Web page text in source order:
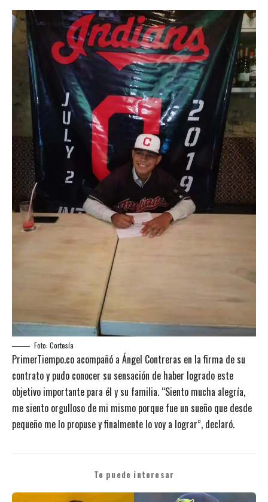
Foto: Cortesía
PrimerTiempo.co acompañó a Ángel Contreras en la firma de su
contrato y pudo conocer su sensación de haber logrado este
objetivo importante para él y su familia. “Siento mucha alegría,
me siento orgulloso de mi mismo porque fue un sueño que desde
pequeño me lo propuse y finalmente lo voy a lograr”, declaró.
Te puede interesar